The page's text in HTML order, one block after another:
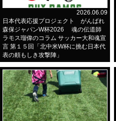
2026.06.09
日本代表応援プロジェクト がんばれ
森保ジャパンW杯2026 魂の伝道師
ラモス瑠偉のコラム サッカー大和魂宣
言 第１５回「北中米W杯に挑む日本代
表の頼もしき攻撃陣」